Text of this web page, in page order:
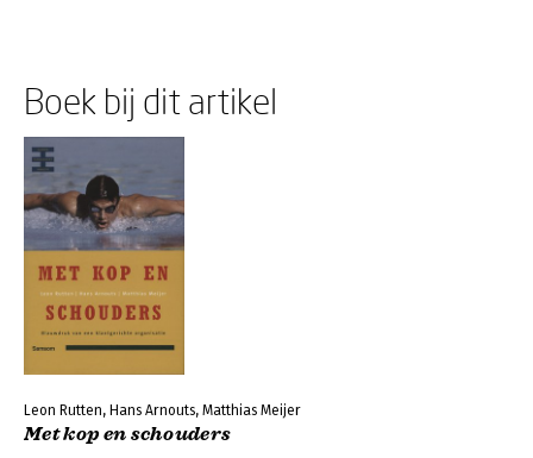
Boek bij dit artikel
Leon Rutten, Hans Arnouts, Matthias Meijer
Met kop en schouders